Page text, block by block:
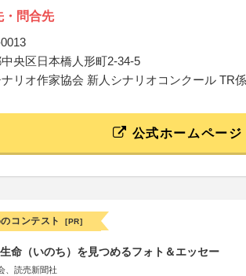
・問合先
央区日本橋人形町2-34-5
ナリオ作家協会 新人シナリオコンクール TR係
公式ホームページ
コンテスト [PR]
命（いのち）を見つめるフォト＆エッセー
、読売新聞社